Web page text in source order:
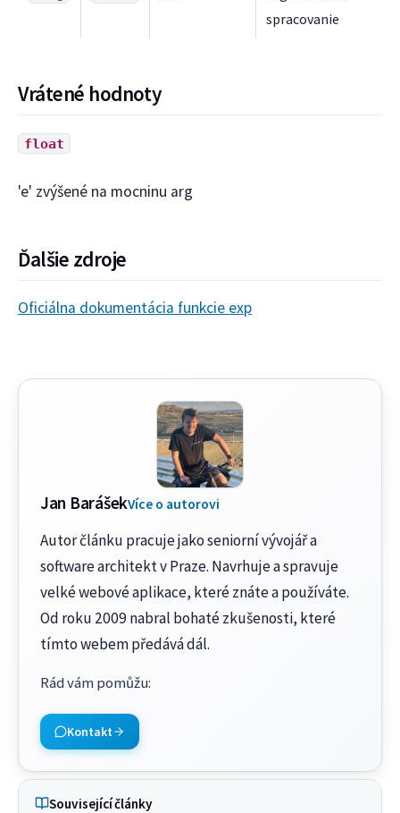
spracovanie
Vrátené hodnoty
float
'e' zvýšené na mocninu arg
Ďalšie zdroje
Oficiálna dokumentácia funkcie exp
Jan BarášekVíce o autorovi
Autor článku pracuje jako seniorní vývojář a
software architekt v Praze. Navrhuje a spravuje
velké webové aplikace, které znáte a používáte.
Od roku 2009 nabral bohaté zkušenosti, které
tímto webem předává dál.
Rád vám pomůžu:
Kontakt
Související články